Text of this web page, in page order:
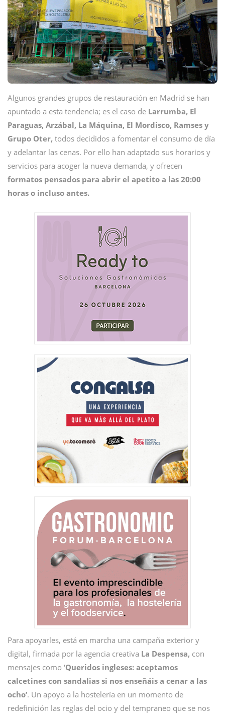
Algunos grandes grupos de restauración en Madrid se han
apuntado a esta tendencia; es el caso de Larrumba, El
Paraguas, Arzábal, La Máquina, El Mordisco, Ramses y
Grupo Oter, todos decididos a fomentar el consumo de día
y adelantar las cenas. Por ello han adaptado sus horarios y
servicios para acoger la nueva demanda, y ofrecen
formatos pensados para abrir el apetito a las 20:00
horas o incluso antes.
Para apoyarles, está en marcha una campaña exterior y
digital, firmada por la agencia creativa La Despensa, con
mensajes como ‘Queridos ingleses: aceptamos
calcetines con sandalias si nos enseñáis a cenar a las
ocho’. Un apoyo a la hostelería en un momento de
redefinición las reglas del ocio y del tempraneo que se nos